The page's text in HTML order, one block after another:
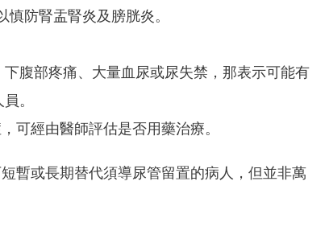
防腎盂腎炎及膀胱炎。
腹部疼痛、大量血尿或尿失禁，那表示可能有
。
可經由醫師評估是否用藥治療。
暫或長期替代須導尿管留置的病人，但並非萬